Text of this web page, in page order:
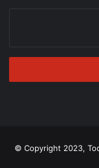
© Copyright 2023,